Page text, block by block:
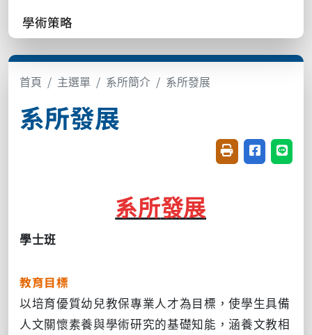
學術策略
首頁 主選單 系所簡介 系所發展
系所發展
友善列印(開新視
分享至臉書
分享
系所發展
學士班
教育目標
以培育優質幼兒教保專業人才為目標，使學生具備
人文關懷素養與學術研究的基礎知能，涵養文教相